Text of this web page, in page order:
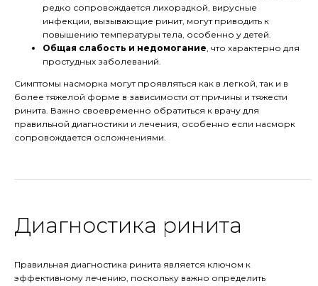
редко сопровождается лихорадкой, вирусные
инфекции, вызывающие ринит, могут приводить к
повышению температуры тела, особенно у детей.
Общая слабость и недомогание, что характерно для
простудных заболеваний.
Симптомы насморка могут проявляться как в легкой, так и в
более тяжелой форме в зависимости от причины и тяжести
ринита. Важно своевременно обратиться к врачу для
правильной диагностики и лечения, особенно если насморк
сопровождается осложнениями.
Диагностика ринита
Правильная диагностика ринита является ключом к
эффективному лечению, поскольку важно определить